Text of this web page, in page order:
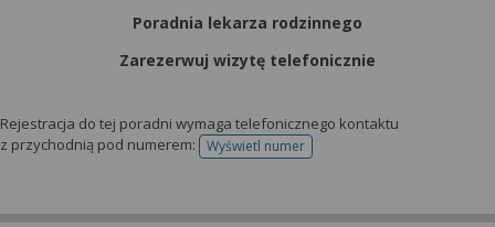
Poradnia lekarza rodzinnego
Zarezerwuj wizytę telefonicznie
Rejestracja do tej poradni wymaga telefonicznego kontaktu
z przychodnią pod numerem:
Wyświetl numertelefonu do rejestracji